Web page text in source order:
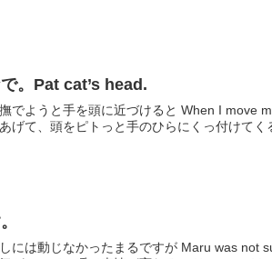
。Pat cat’s head.
でようと手を頭に近づけると When I move my
げて、頭をピトっと手のひらにくっ付けてく
には動じなかったまるですが Maru was not